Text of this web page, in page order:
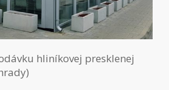
hliníkovej presklenej